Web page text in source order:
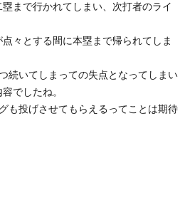
まで行かれてしまい、次打者のライ
々とする間に本塁まで帰られてしま
続いてしまっての失点となってしまい
でしたね。
も投げさせてもらえるってことは期待